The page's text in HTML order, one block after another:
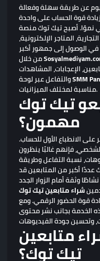
عن طريقة سهلة وفعالة
قوة الحساب على واحدة
نموًا. أصبح تيك توك منصة
المتاجر الإلكترونية،
الإعجابات، المشاهدات
SMM
مناسبة لمختلف الميزانيات.
تيك توك
مهمون؟
الانطباع الأول للحساب.
فإنهم غالبًا ينظرون
نسبة التفاعل وطريقة
أكبر من المتابعين قد
شراء متابعين تيك توك
قوة الحضور الرقمي. ومع
الخدمة بجانب نشر محتوى
متابعين
تيك توك؟